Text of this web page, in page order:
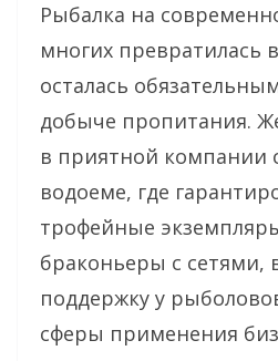
Рыбалка на
многих превратилась
осталась
добыче пропитания.
в приятной компании
водоеме, где
трофейные
браконьеры с сетями,
поддержку у
сферы применения